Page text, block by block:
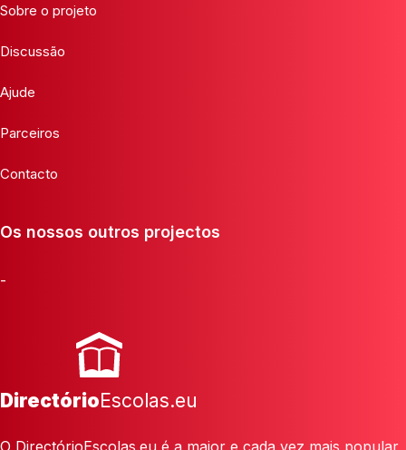
Sobre o projeto
Discussão
Ajude
Parceiros
Contacto
Os nossos outros projectos
-
DirectórioEscolas.eu